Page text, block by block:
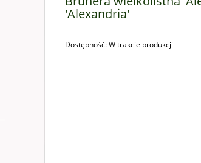
-
Bee'
'Alexandria'
Dostępność:W trakcie produkcji